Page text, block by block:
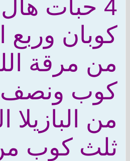
4 حبات هال
كوبان وربع
من مرقة
كوب ونصف
من البازيلا
ثلث كوب